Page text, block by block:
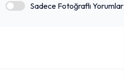
Sadece Fotoğraflı Yorumlar